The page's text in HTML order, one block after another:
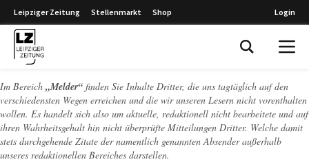
Leipziger Zeitung Stellenmarkt Shop Login
Im Bereich „Melder“ finden Sie Inhalte Dritter, die uns tagtäglich auf den
verschiedensten Wegen erreichen und die wir unseren Lesern nicht vorenthalten
wollen. Es handelt sich also um aktuelle, redaktionell nicht bearbeitete und auf
ihren Wahrheitsgehalt hin nicht überprüfte Mitteilungen Dritter. Welche damit
stets durchgehende Zitate der namentlich genannten Absender außerhalb
unseres redaktionellen Bereiches darstellen.